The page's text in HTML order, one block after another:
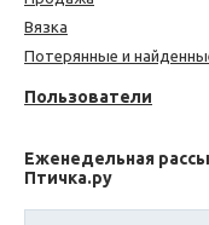
Вязка
Потерянные и
Пользователи
Еженедельная
Птичка.ру